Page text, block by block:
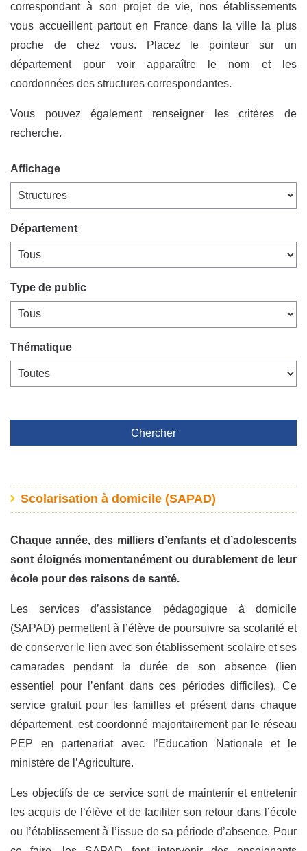
correspondant à son projet de vie, nos établissements
vous accueillent partout en France dans la ville la plus
proche de chez vous. Placez le pointeur sur un
département pour voir apparaître le nom et les
coordonnées des structures correspondantes.
Vous pouvez également renseigner les critères de
recherche.
Affichage
Département
Type de public
Thématique
Chercher
Scolarisation à domicile (SAPAD)
Chaque année, des milliers d’enfants et d’adolescents
sont éloignés momentanément ou durablement de leur
école pour des raisons de santé.
Les services d’assistance pédagogique à domicile
(SAPAD) permettent à l’élève de poursuivre sa scolarité et
de conserver le lien avec son établissement scolaire et ses
camarades pendant la durée de son absence (lien
essentiel pour l’enfant dans ces périodes difficiles). Ce
service gratuit pour les familles et présent dans chaque
département, est coordonné majoritairement par le réseau
PEP en partenariat avec l’Education Nationale et le
ministère de l’Agriculture.
Les objectifs de ce service sont de maintenir et entretenir
les acquis de l’élève et de faciliter son retour dans l’école
ou l’établissement à l’issue de sa période d’absence. Pour